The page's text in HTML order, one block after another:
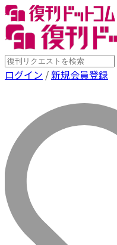
ログイン /新規会員登録